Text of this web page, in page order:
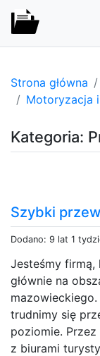
Strona główna
Motoryzacja
Kategoria:
Szybki
Dodano: 9 lat 1
Jesteśmy
głównie na
trudnimy się
poziomie.
z biurami